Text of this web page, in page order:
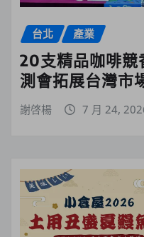
台北 產業
20支精品咖啡
測會拓展台灣市
謝啓楊 7 月 24,